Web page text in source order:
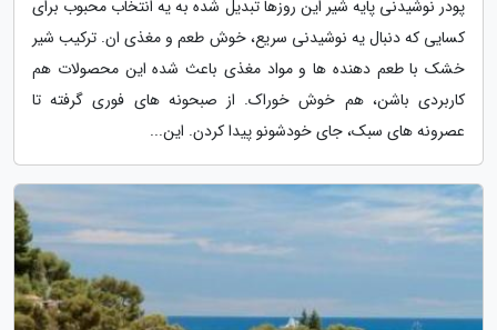
پودر نوشیدنی پایه شیر این روزها تبدیل شده به یه انتخاب محبوب برای
کسایی که دنبال یه نوشیدنی سریع، خوش طعم و مغذی ان. ترکیب شیر
خشک با طعم دهنده ها و مواد مغذی باعث شده این محصولات هم
کاربردی باشن، هم خوش خوراک. از صبحونه های فوری گرفته تا
عصرونه های سبک، جای خودشونو پیدا کردن. این...